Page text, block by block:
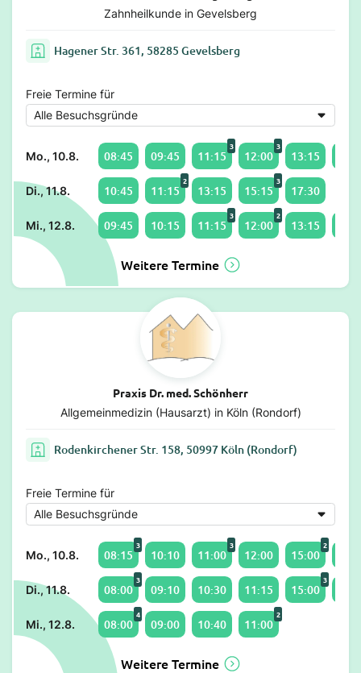
Zahnheilkunde in Gevelsberg
Hagener Str. 361, 58285 Gevelsberg
Freie Termine für
Mo., 10.8. 08:45 09:45 11:15
3
12:00
3
13:15
Di., 11.8. 10:45 11:15
2
13:15 15:15
3
17:30
Mi., 12.8. 09:45 10:15 11:15
3
12:00
2
13:15
Weitere Termine
Praxis Dr. med. Schönherr
Allgemeinmedizin (Hausarzt) in Köln (Rondorf)
Rodenkirchener Str. 158, 50997 Köln (Rondorf)
Freie Termine für
Mo., 10.8. 08:15
3
10:10 11:00
3
12:00 15:00
2
Di., 11.8. 08:00
3
09:10 10:30 11:15 15:00
3
Mi., 12.8. 08:00
4
09:00 10:40 11:00
2
Weitere Termine